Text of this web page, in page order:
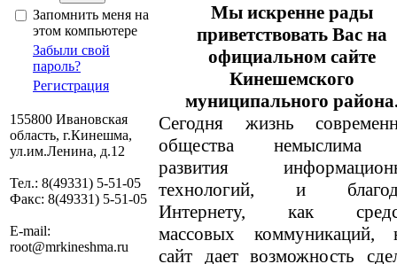
Запомнить меня на
этом компьютере
Забыли свой
пароль?
Регистрация
155800 Ивановская
область, г.Кинешма,
ул.им.Ленина, д.12
Тел.: 8(49331) 5-51-05
Факс: 8(49331) 5-51-05
E-mail:
root@mrkineshma.ru
Мы искренне рады
приветствовать Вас на
официальном сайте
Кинешемского
муниципального
Сегодня жизнь
общества немыслима
развития
технологий, и
Интернету, как
массовых коммуникаций,
сайт дает возможность